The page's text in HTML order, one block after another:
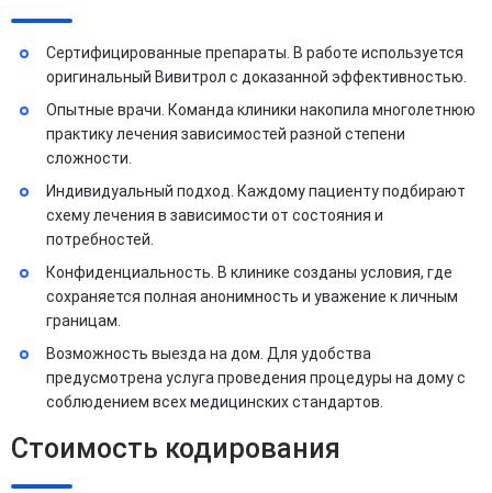
Сертифицированные препараты. В работе используется
оригинальный Вивитрол с доказанной эффективностью.
Опытные врачи. Команда клиники накопила многолетнюю
практику лечения зависимостей разной степени
сложности.
Индивидуальный подход. Каждому пациенту подбирают
схему лечения в зависимости от состояния и
потребностей.
Конфиденциальность. В клинике созданы условия, где
сохраняется полная анонимность и уважение к личным
границам.
Возможность выезда на дом. Для удобства
предусмотрена услуга проведения процедуры на дому с
соблюдением всех медицинских стандартов.
Стоимость кодирования